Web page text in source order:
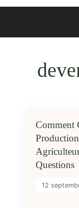
Comment
Questions
12